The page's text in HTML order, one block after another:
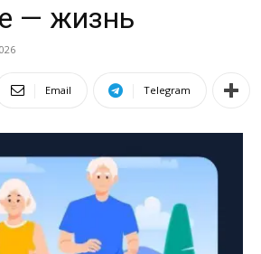
— жизнь
Email Telegram